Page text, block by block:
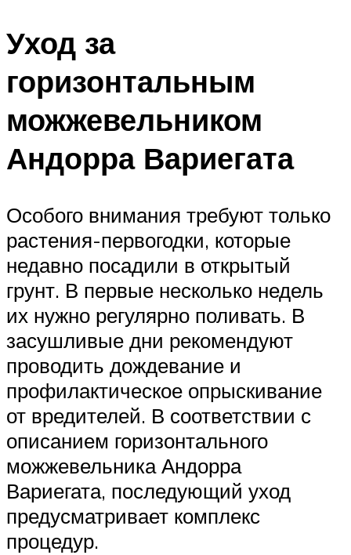
Уход за
горизонтальным
можжевельником
Андорра Вариегата
Особого внимания требуют только
растения-первогодки, которые
недавно посадили в открытый
грунт. В первые несколько недель
их нужно регулярно поливать. В
засушливые дни рекомендуют
проводить дождевание и
профилактическое опрыскивание
от вредителей. В соответствии с
описанием горизонтального
можжевельника Андорра
Вариегата, последующий уход
предусматривает комплекс
процедур.